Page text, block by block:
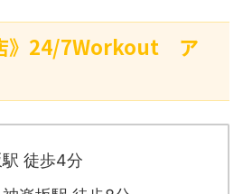
》24/7Workout ア
徒歩4分